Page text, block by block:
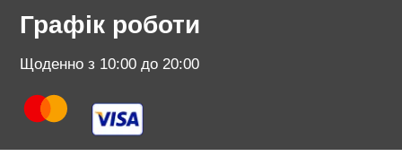
Графік роботи
Щоденно з 10:00 до 20:00